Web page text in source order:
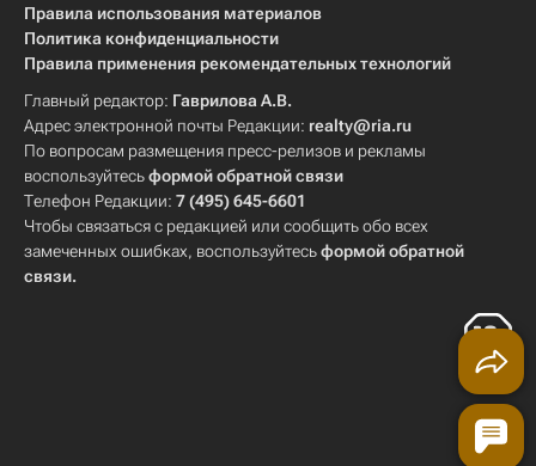
Правила использования материалов
Политика конфиденциальности
Правила применения рекомендательных технологий
Главный редактор: Гаврилова А.В.
Адрес электронной почты Редакции: realty@ria.ru
По вопросам размещения пресс-релизов и рекламы
воспользуйтесьформой обратной связи
Телефон Редакции: 7 (495) 645-6601
Чтобы связаться с редакцией или сообщить обо всех
замеченных ошибках, воспользуйтесьформой обратной
связи.